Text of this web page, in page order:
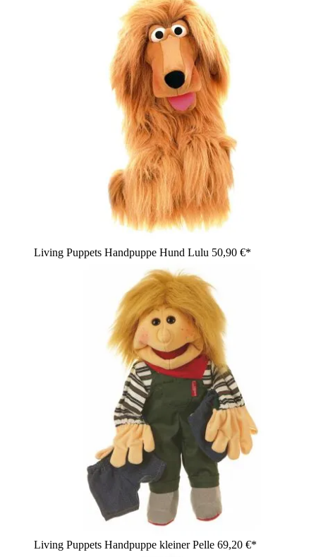
Living Puppets Handpuppe Hund Lulu 50,90 €*
Living Puppets Handpuppe kleiner Pelle 69,20 €*